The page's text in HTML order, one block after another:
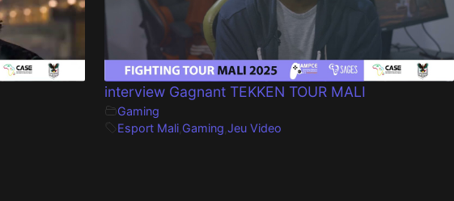
interview Gagnant TEKKEN TOUR MALI
Gaming
Esport Mali, Gaming Jeu Video